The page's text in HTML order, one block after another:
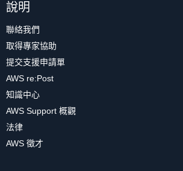
說明
聯絡我們
取得專家協助
提交支援申請單
AWS re:Post
知識中心
AWS Support 概觀
法律
AWS 徵才